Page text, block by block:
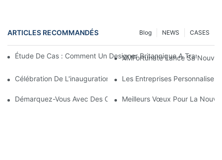
ARTICLES RECOMMANDÉS CASES
NEWS
Blog
Étude De Cas : Comment Un Designer Britannique A
XMFortunate Lance Sa
Célébration De L'inauguration À L'occasion Du Nouvel An
Les Entreprises
Démarquez-Vous Avec Des Couvre-Chefs Personnalisés
Meilleurs Vœux Pour La